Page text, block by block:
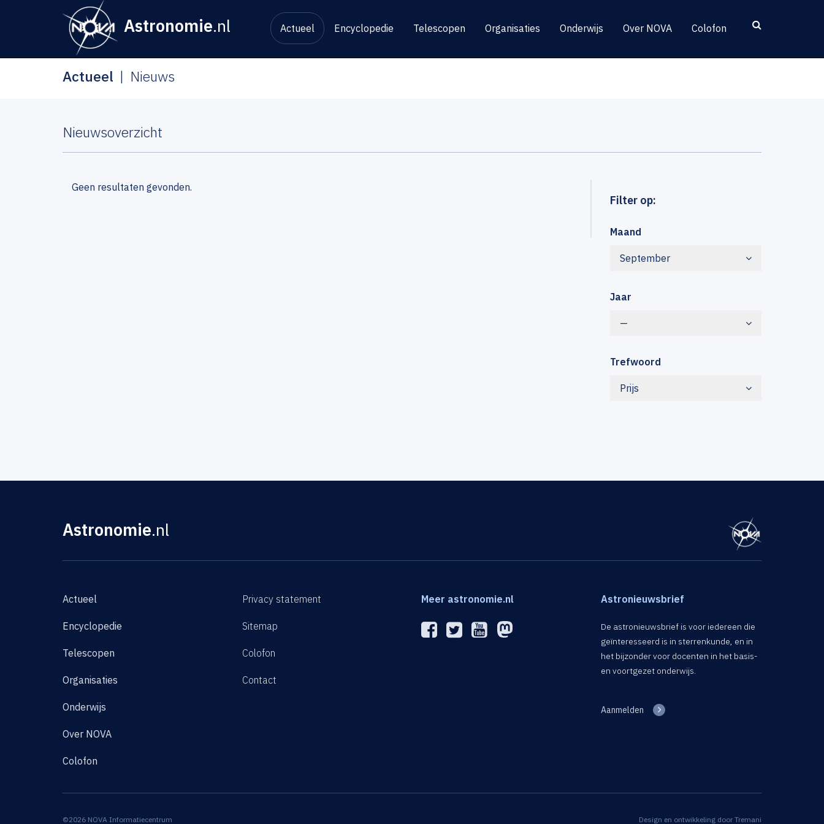
Astronomie.nl Actueel Encyclopedie Telescopen Organisaties Onderwijs Over NOVA Colofon
Actueel Nieuws
Nieuwsoverzicht
Filter op:
Maand
September
Jaar
—
Trefwoord
Prijs
Geen resultaten gevonden.
Astronomie.nl
Actueel
Encyclopedie
Telescopen
Organisaties
Onderwijs
Over NOVA
Colofon
Privacy statement
Sitemap
Colofon
Contact
Meer astronomie.nl Astronieuwsbrief
De astronieuwsbrief is voor iedereen die
geïnteresseerd is in sterrenkunde, en in
het bijzonder voor docenten in het basis-
en voortgezet onderwijs.
Aanmelden
©2026 NOVA Informatiecentrum Design en ontwikkeling door Tremani